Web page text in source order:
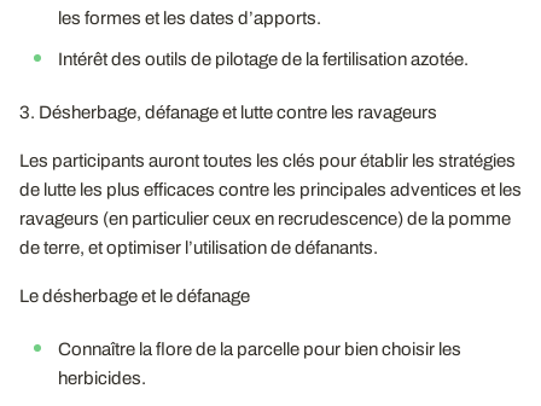
les formes et les dates d’apports.
Intérêt des outils de pilotage de la fertilisation azotée.
3. Désherbage, défanage et lutte contre les ravageurs
Les participants auront toutes les clés pour établir les stratégies
de lutte les plus efficaces contre les principales adventices et les
ravageurs (en particulier ceux en recrudescence) de la pomme
de terre, et optimiser l’utilisation de défanants.
Le désherbage et le défanage
Connaître la flore de la parcelle pour bien choisir les
herbicides.